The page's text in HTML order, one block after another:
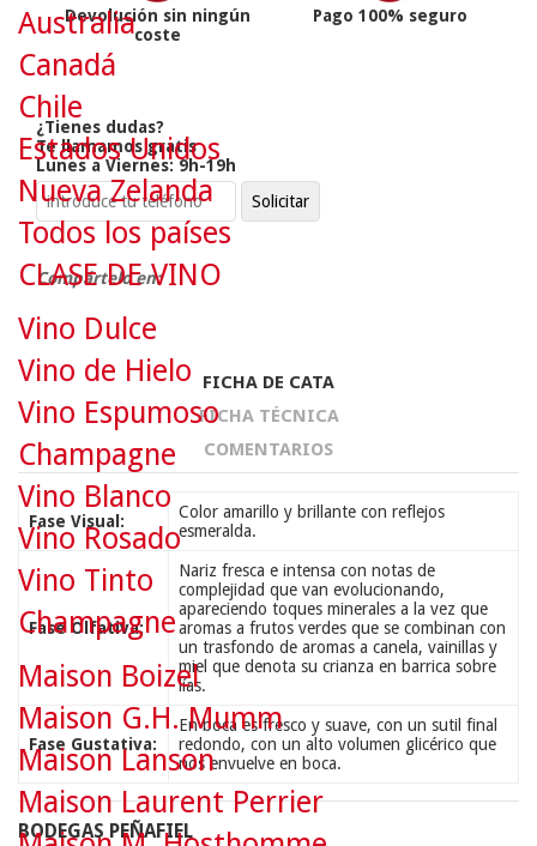
Devolución sin ningún
coste
Pago 100% seguro
¿Tienes dudas?
Te llamamos gratis
Lunes a Viernes: 9h-19h
Compártelo en:
FICHA DE CATA
FICHA TÉCNICA
COMENTARIOS
Fase Visual:
Color amarillo y brillante con reflejos
esmeralda.
Fase Olfativa:
Nariz fresca e intensa con notas de
complejidad que van evolucionando,
apareciendo toques minerales a la vez que
aromas a frutos verdes que se combinan con
un trasfondo de aromas a canela, vainillas y
miel que denota su crianza en barrica sobre
lías.
Fase Gustativa:
En boca es fresco y suave, con un sutil final
redondo, con un alto volumen glicérico que
nos envuelve en boca.
BODEGAS PEÑAFIEL
Australia
Canadá
Chile
Estados Unidos
Nueva Zelanda
Todos los países
CLASE DE VINO
Vino Dulce
Vino de Hielo
Vino Espumoso
Champagne
Vino Blanco
Vino Rosado
Vino Tinto
Champagne
Maison Boizel
Maison G.H. Mumm
Maison Lanson
Maison Laurent Perrier